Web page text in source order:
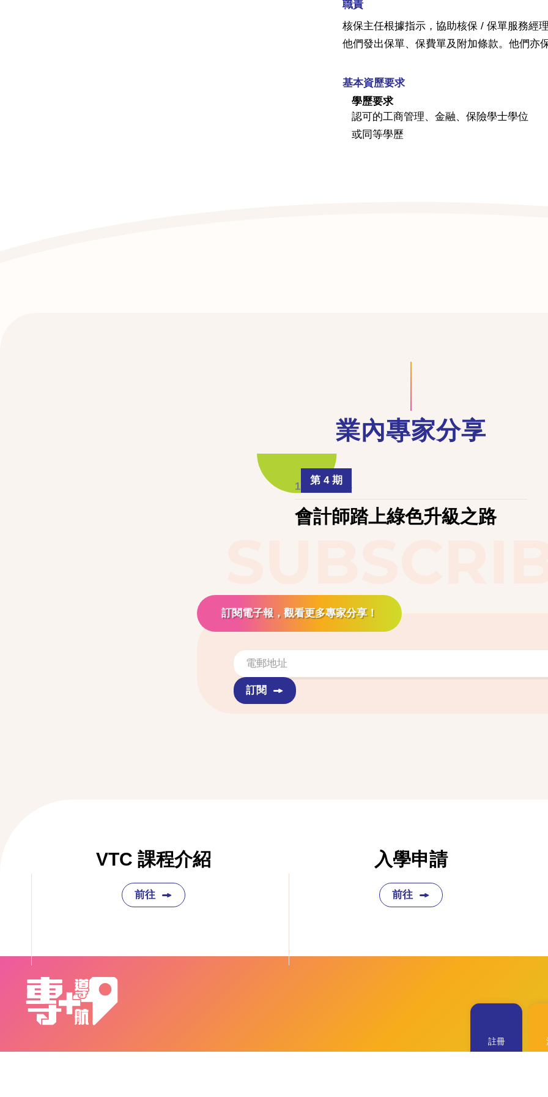
職責
核保主任根據指示，協助核保 / 保單服務經
他們發出保單、保費單及附加條款。他們亦
基本資歷要求
學歷要求
認可的工商管理、金融、保險學士學位
或同等學歷
業內專家分享
第 4 期
1 April 2024
會計師踏上綠色升級之路
訂閱電子報，觀看更多專家分享！
訂閱
VTC 課程介紹
前往
入學申請
前往
註冊